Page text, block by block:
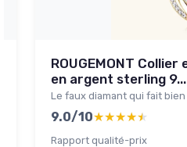
ROUGEMONT
en argent sterling 9...
Le faux diamant qui fait
9.0/10★★★★★
★★★★★
Rapport qualité-prix